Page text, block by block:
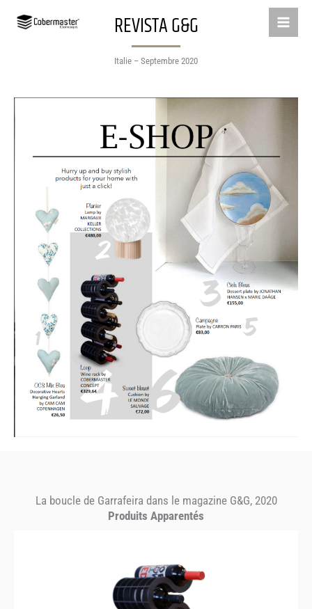
REVISTA G&G
Italie – Septembre 2020
La boucle de Garrafeira dans le magazine G&G, 2020
Produits Apparentés